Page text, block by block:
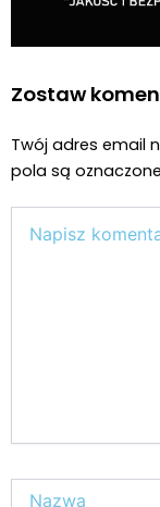
Zostaw
Twój adres email
pola są oznaczone
tutaj..
Nazwa*